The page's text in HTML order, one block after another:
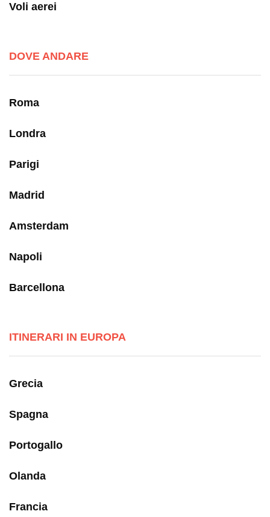
Voli aerei
DOVE ANDARE
Roma
Londra
Parigi
Madrid
Amsterdam
Napoli
Barcellona
ITINERARI IN EUROPA
Grecia
Spagna
Portogallo
Olanda
Francia